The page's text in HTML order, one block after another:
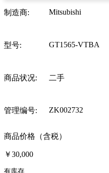
制造商: Mitsubishi
型号: GT1565-VTBA
商品状况: 二手
管理编号: ZK002732
商品价格（含税）
￥30,000
有库存